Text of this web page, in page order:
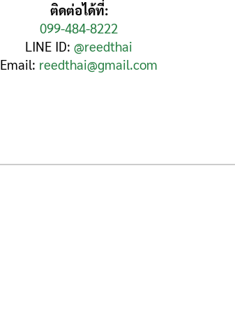
ติดต่อได้ที่:
099-484-8222
LINE ID: @reedthai
Email: reedthai@gmail.com